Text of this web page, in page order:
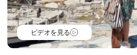
ビデオを見る